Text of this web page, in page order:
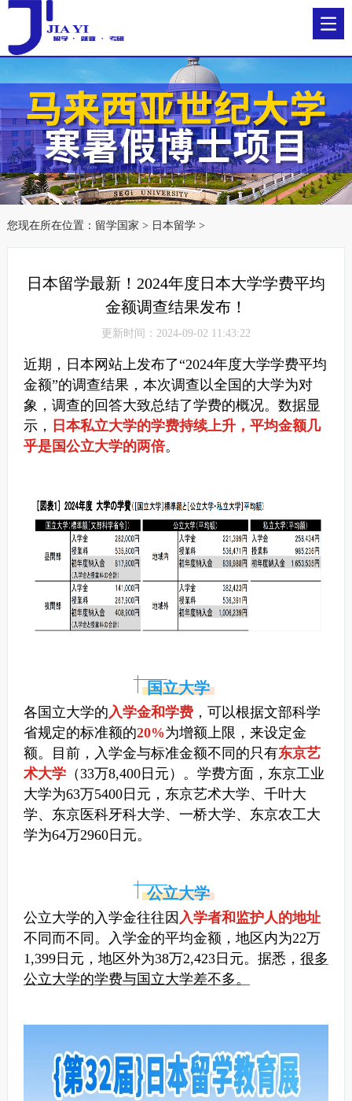
您现在所在位置： 留学国家 > 日本留学>
日本留学最新！2024年度日本大学学费平均
金额调查结果发布！
更新时间：2024-09-02 11:43:22
近期，日本网站上发布了“2024年度大学学费平均
金额”的调查结果， 本次调查以全国的大学为对
象，调查的回答大致总结了学费的概况。 数据显
示， 日本私立大学的学费持续上升，平均金额几
乎是国公立大学的两倍。
国立大学
各国立大学的入学金和学费，可以根据文部科学
省规定的标准额的20%为增额上限，来设定金
额。
目前，入学金与标准金额不同的只有东京艺
术大学（33万8,400日元）。学费方面，东京工业
大学为63万5400日元，东京艺术大学、千叶大
学、东京医科牙科大学、一桥大学、东京农工大
学为64万2960日元。
公立大学
公立大学的入学金往往因 入学者和监护人的地址
不同而不同。
入学金的平均金额，地区内为22万
1,399日元，地区外为38万2,423日元。据悉， 很多
公立大学的学费与国立大学差不多。